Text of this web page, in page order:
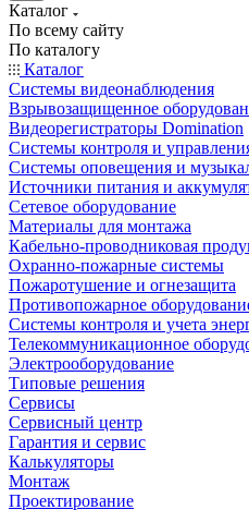
Каталог
По всему сайту
По каталогу
Каталог
Системы видеонаблюдения
Взрывозащищенное
Видеорегистраторы Domination
Системы контроля и
Системы оповещения и
Источники питания и
Сетевое оборудование
Материалы для монтажа
Кабельно-проводниковая
Охранно-пожарные системы
Пожаротушение и огнезащита
Противопожарное
Системы контроля и учета
Телекоммуникационное
Электрооборудование
Типовые решения
Сервисы
Сервисный центр
Гарантия и сервис
Калькуляторы
Монтаж
Проектирование